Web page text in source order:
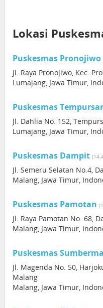
Lokasi
Puskesmas Pronojiwo
Jl. Raya Pronojiwo, Kec.
Lumajang, Jawa Timur,
Puskesmas
Jl. Dahlia No. 152,
Lumajang, Jawa Timur,
Puskesmas Dampit
Jl. Semeru Selatan No.4,
Malang, Jawa Timur,
Puskesmas Pamotan
Jl. Raya Pamotan No. 68,
Malang, Jawa Timur,
Puskesmas
Jl. Magenda No. 50,
Malang
Malang, Jawa Timur,